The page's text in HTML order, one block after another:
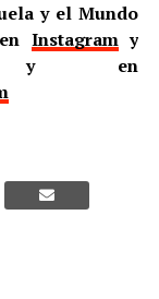
y el Mundo
Instagramy
en